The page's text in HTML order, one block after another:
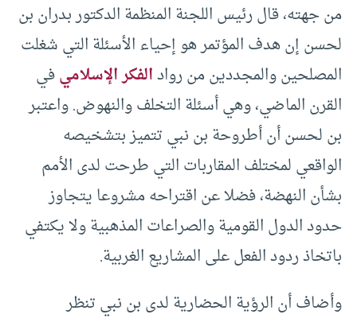
من جهته، قال رئيس اللجنة المنظمة الدكتور بدران بن
لحسن إن هدف المؤتمر هو إحياء الأسئلة التي شغلت
المصلحين والمجددين من روادالفكر الإسلاميفي
القرن الماضي، وهي أسئلة التخلف والنهوض. واعتبر
بن لحسن أن أطروحة بن نبي تتميز بتشخيصه
الواقعي لمختلف المقاربات التي طرحت لدى الأمم
بشأن النهضة، فضلا عن اقتراحه مشروعا يتجاوز
حدود الدول القومية والصراعات المذهبية ولا يكتفي
باتخاذ ردود الفعل على المشاريع الغربية.
وأضاف أن الرؤية الحضارية لدى بن نبي تنظر